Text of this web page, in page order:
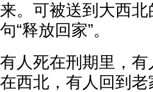
来。可被送到大西
句“释放回家”。
有人死在刑期里，
在西北，有人回到